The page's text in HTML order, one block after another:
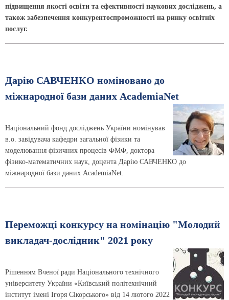
підвищення якості освіти та ефективності наукових досліджень, а
також забезпечення конкурентоспроможності на ринку освітніх
послуг.
Дарію САВЧЕНКО номіновано до
міжнародної бази даних AcademiaNet
Національний фонд досліджень України номінував
в.о. завідувача кафедри загальної фізики та
моделювання фізичних процесів ФМФ, доктора
фізико-математичних наук, доцента Дарію САВЧЕНКО до
міжнародної бази даних AcademiaNet.
Переможці конкурсу на номінацію "Молодий
викладач-дослідник" 2021 року
Рішенням Вченої ради Національного технічного
університету України «Київський політехнічний
інститут імені Ігоря Сікорського» від 14 лютого 2022